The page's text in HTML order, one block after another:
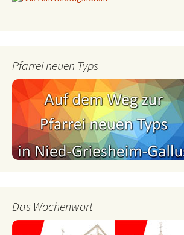
Pfarrei neuen Typs
Das Wochenwort